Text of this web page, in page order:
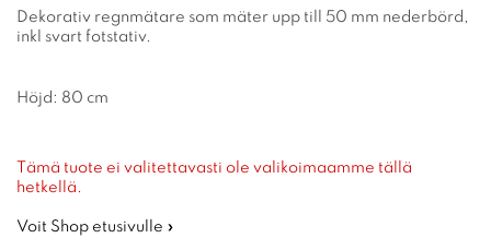
Dekorativ regnmätare som mäter upp till 50 mm nederbörd,
inkl svart fotstativ.
Höjd: 80 cm
Tämä tuote ei valitettavasti ole valikoimaamme tällä
hetkellä.
Voit Shop etusivulle »